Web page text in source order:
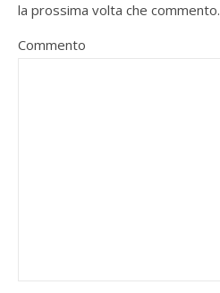
la prossima volta che commento.
Commento